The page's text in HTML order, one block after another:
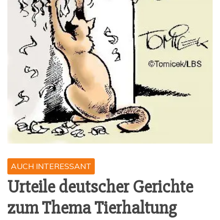
AUCH INTERESSANT
Urtei­le deut­scher Gerich­te
zum The­ma Tierhaltung